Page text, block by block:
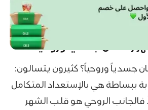
رمضان جسدياً وروحياً؟
جسدياً وروحياً؟ كثيرون يتسالون:
ببساطة هي بالإستعداد المتكامل
فالجانب الروحي هو قلب الشهر